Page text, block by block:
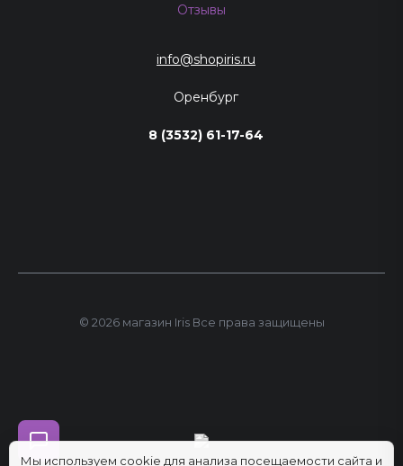
Отзывы
info@shopiris.ru
Оренбург
8 (3532) 61-17-64
© 2026 магазин Iris Все права защищены
Мы используем cookie для анализа посещаемости сайта и